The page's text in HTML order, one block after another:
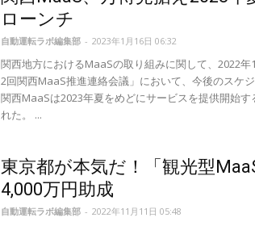
ローンチ
自動運転ラボ編集部 - 2023年1月16日 06:32
関西地方におけるMaaSの取り組みに関して、2022年
2回関西MaaS推進連絡会議」において、今後のスケジ
関西MaaSは2023年夏をめどにサービスを提供開始す
れた。 ...
東京都が本気だ！「観光型
4,000万円助成
自動運転ラボ編集部 - 2022年11月11日 05:48